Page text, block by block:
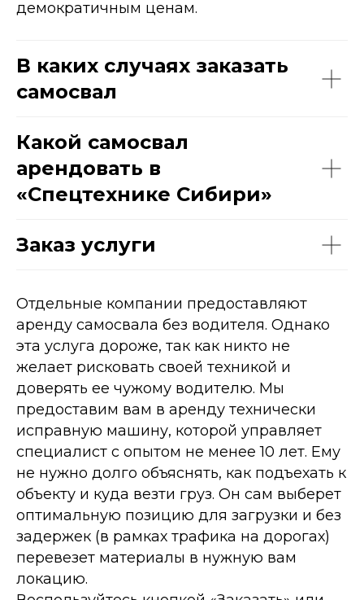
демократичным ценам.
В каких случаях заказать
самосвал
Какой самосвал
арендовать в
«Спецтехнике Сибири»
Заказ услуги
Отдельные компании предоставляют
аренду самосвала без водителя. Однако
эта услуга дороже, так как никто не
желает рисковать своей техникой и
доверять ее чужому водителю. Мы
предоставим вам в аренду технически
исправную машину, которой управляет
специалист с опытом не менее 10 лет. Ему
не нужно долго объяснять, как подъехать к
объекту и куда везти груз. Он сам выберет
оптимальную позицию для загрузки и без
задержек (в рамках трафика на дорогах)
перевезет материалы в нужную вам
локацию.